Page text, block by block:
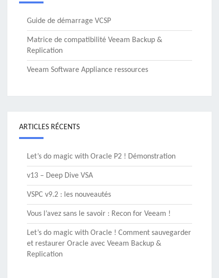
Guide de démarrage VCSP
Matrice de compatibilité Veeam Backup &
Replication
Veeam Software Appliance ressources
ARTICLES RÉCENTS
Let’s do magic with Oracle P2 ! Démonstration
v13 – Deep Dive VSA
VSPC v9.2 : les nouveautés
Vous l’avez sans le savoir : Recon for Veeam !
Let’s do magic with Oracle ! Comment sauvegarder
et restaurer Oracle avec Veeam Backup &
Replication